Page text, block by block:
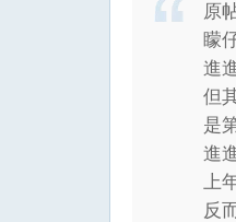
原
矇
進
但
是
進
上
反